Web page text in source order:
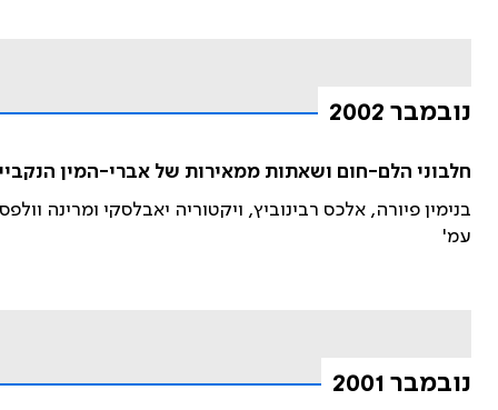
נובמבר 2002
חלבוני הלם-חום ושאתות ממאירות של אברי-המין
בנימין פיורה, אלכס רבינוביץ, ויקטוריה יאבלסקי ומרינה
עמ'
נובמבר 2001